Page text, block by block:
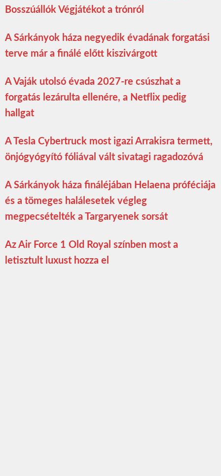
Bosszúállók Végjátékot a trónról
A Sárkányok háza negyedik évadának forgatási
terve már a finálé előtt kiszivárgott
A Vaják utolsó évada 2027-re csúszhat a
forgatás lezárulta ellenére, a Netflix pedig
hallgat
A Tesla Cybertruck most igazi Arrakisra termett,
önjógyógyító fóliával vált sivatagi ragadozóvá
A Sárkányok háza fináléjában Helaena próféciája
és a tömeges halálesetek végleg
megpecsételték a Targaryenek sorsát
Az Air Force 1 Old Royal színben most a
letisztult luxust hozza el